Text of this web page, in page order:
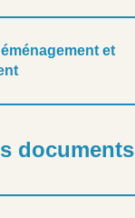
et
documents